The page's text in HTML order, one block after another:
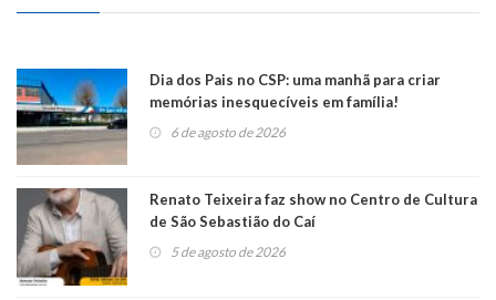
Dia dos Pais no CSP: uma manhã para criar
memórias inesquecíveis em família!
6 de agosto de 2026
Renato Teixeira faz show no Centro de Cultura
de São Sebastião do Caí
5 de agosto de 2026